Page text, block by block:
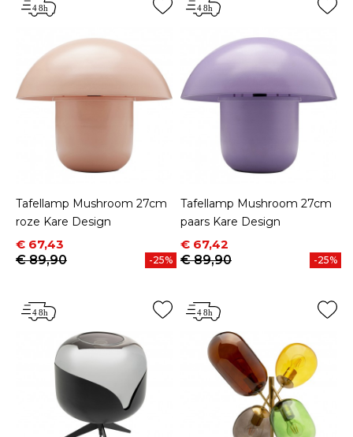
Tafellamp Mushroom 27cm
roze Kare Design
Prijs
€ 67,43
Normale prijs
€ 89,90
-25%
Tafellamp Mushroom 27cm
paars Kare Design
Prijs
€ 67,42
Normale prijs
€ 89,90
-25%